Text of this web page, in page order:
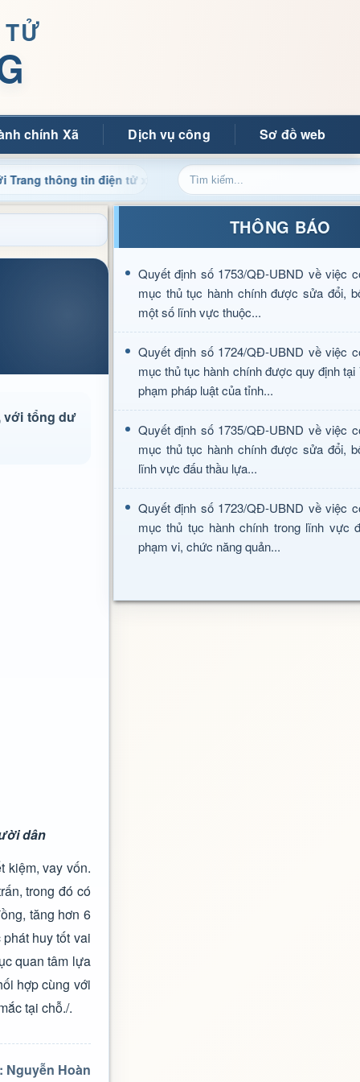
chính Xã Dịch vụ công Sơ đồ web
tin điện tử xã Mường Ảng Cập nhật thông tin điều
với tổng dư
dân
kiệm, vay vốn.
trong đó có
tăng hơn 6
huy tốt vai
quan tâm lựa
hợp cùng với
tại chỗ./.
Nguyễn Hoàn
THÔNG BÁO
Quyết định số 1753/QĐ-UBND về việc
mục thủ tục hành chính được sửa đổi,
một số lĩnh vực thuộc...
Quyết định số 1724/QĐ-UBND về việc
mục thủ tục hành chính được quy định tại
phạm pháp luật của tỉnh...
Quyết định số 1735/QĐ-UBND về việc
mục thủ tục hành chính được sửa đổi,
lĩnh vực đấu thầu lựa...
Quyết định số 1723/QĐ-UBND về việc
mục thủ tục hành chính trong lĩnh vực
phạm vi, chức năng quản...